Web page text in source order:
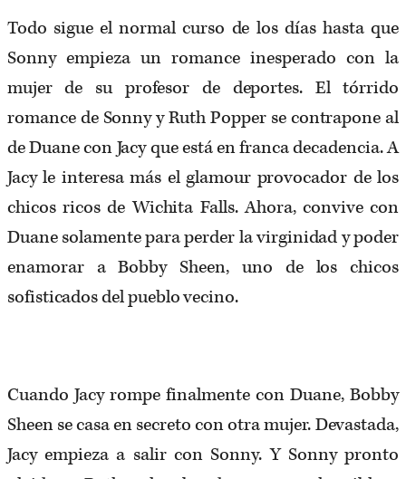
Todo sigue el normal curso de los días hasta que
Sonny empieza un romance inesperado con la
mujer de su profesor de deportes. El tórrido
romance de Sonny y Ruth Popper se contrapone al
de Duane con Jacy que está en franca decadencia. A
Jacy le interesa más el glamour provocador de los
chicos ricos de Wichita Falls. Ahora, convive con
Duane solamente para perder la virginidad y poder
enamorar a Bobby Sheen, uno de los chicos
sofisticados del pueblo vecino.
Cuando Jacy rompe finalmente con Duane, Bobby
Sheen se casa en secreto con otra mujer. Devastada,
Jacy empieza a salir con Sonny. Y Sonny pronto